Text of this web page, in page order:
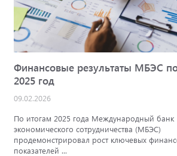
Финансовые результаты МБЭС
2025 год
09.02.2026
По итогам 2025 года Международный банк
экономического сотрудничества (МБЭС)
продемонстрировал рост ключевых
показателей ...